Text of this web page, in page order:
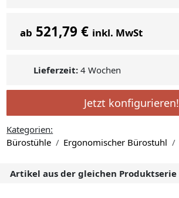
ab 521,79 € inkl. MwSt
Lieferzeit: 4 Wochen
Jetzt konfigurieren!
Kategorien:
Bürostühle
Ergonomischer Bürostuhl
Artikel aus der gleichen Produktserie